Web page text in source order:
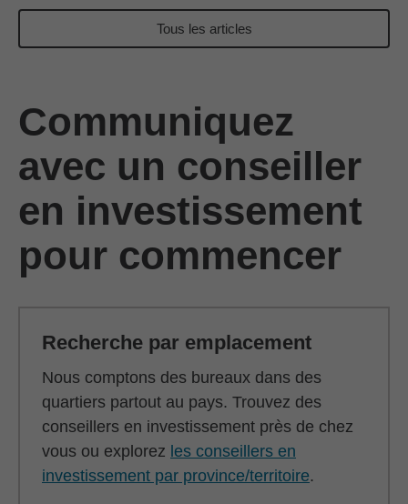
Tous les articles
Communiquez
avec un conseiller
en investissement
pour commencer
Recherche par emplacement
Nous comptons des bureaux dans des
quartiers partout au pays. Trouvez des
conseillers en investissement près de chez
vous ou explorez les conseillers en
investissement par province/territoire.